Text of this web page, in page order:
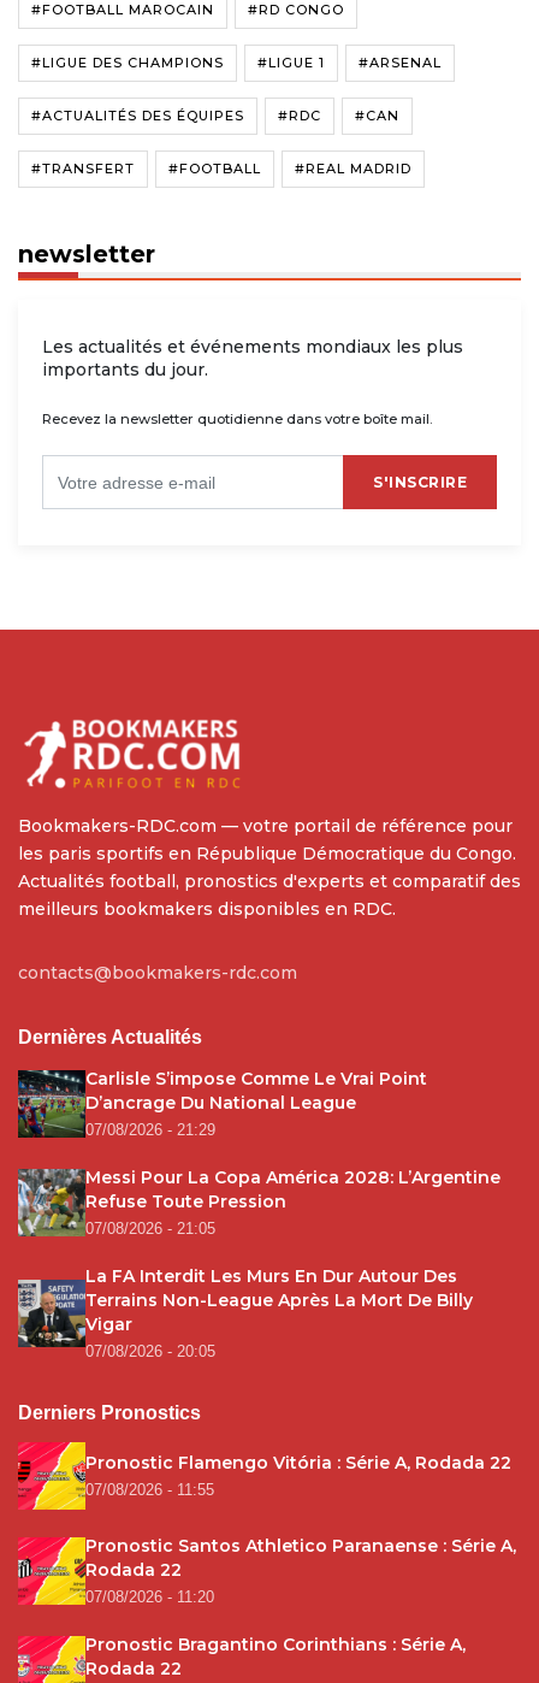
#FOOTBALL MAROCAIN #RD CONGO
#LIGUE DES CHAMPIONS #LIGUE 1 #ARSENAL
#ACTUALITÉS DES ÉQUIPES #RDC #CAN
#TRANSFERT #FOOTBALL #REAL MADRID
newsletter
Les actualités et événements mondiaux les plus
importants du jour.
Recevez la newsletter quotidienne dans votre boîte mail.
S'INSCRIRE
Bookmakers-RDC.com — votre portail de référence pour
les paris sportifs en République Démocratique du Congo.
Actualités football, pronostics d'experts et comparatif des
meilleurs bookmakers disponibles en RDC.
contacts@bookmakers-rdc.com
Dernières Actualités
Carlisle S’impose Comme Le Vrai Point
D’ancrage Du National League
07/08/2026 - 21:29
Messi Pour La Copa América 2028: L’Argentine
Refuse Toute Pression
07/08/2026 - 21:05
La FA Interdit Les Murs En Dur Autour Des
Terrains Non-League Après La Mort De Billy
Vigar
07/08/2026 - 20:05
Derniers Pronostics
Pronostic Flamengo Vitória : Série A, Rodada 22
07/08/2026 - 11:55
Pronostic Santos Athletico Paranaense : Série A,
Rodada 22
07/08/2026 - 11:20
Pronostic Bragantino Corinthians : Série A,
Rodada 22